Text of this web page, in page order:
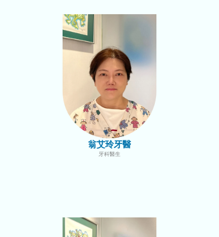
翁艾玲牙醫
牙科醫生